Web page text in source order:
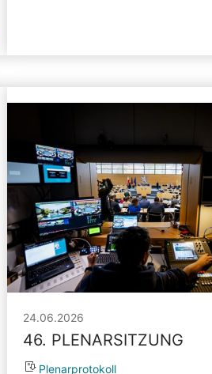
24.06.2026
46. PLENARSITZUNG
Plenarprotokoll